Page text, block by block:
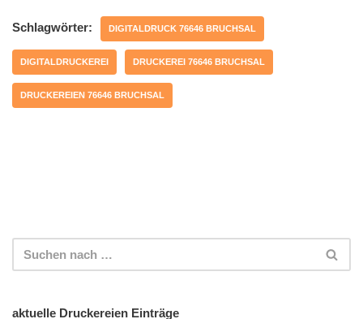
Schlagwörter: DIGITALDRUCK 76646 BRUCHSAL
DIGITALDRUCKEREI DRUCKEREI 76646 BRUCHSAL
DRUCKEREIEN 76646 BRUCHSAL
aktuelle Druckereien Einträge